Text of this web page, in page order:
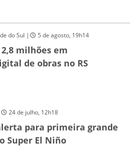
do Sul | 5 de agosto, 19h14
milhões em
de obras no RS
24 de julho, 12h18
para primeira grande
Super El Niño